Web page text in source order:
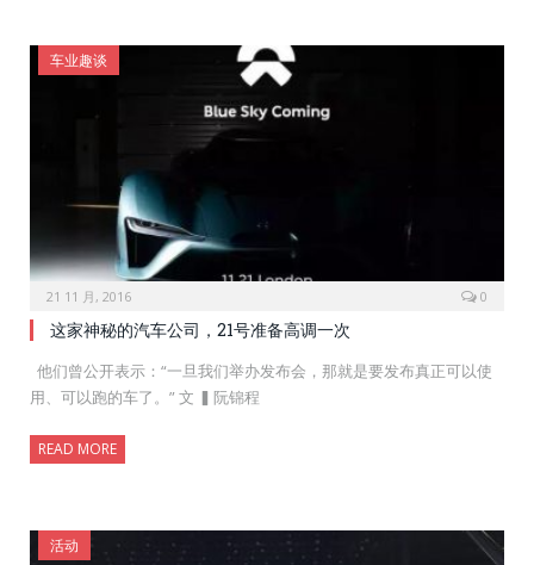
车业趣谈
21 11 月, 2016 0
这家神秘的汽车公司，21号准备高调一次
他们曾公开表示：“一旦我们举办发布会，那就是要发布真正可以使
用、可以跑的车了。” 文 ▍阮锦程
READ MORE
活动